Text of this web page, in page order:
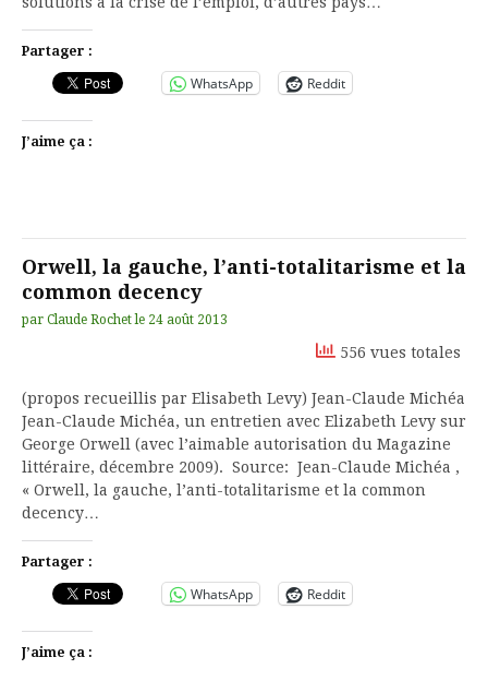
Partager :
WhatsApp Reddit
J’aime ça :
Orwell, la gauche, l’anti-totalitarisme et la
common decency
par Claude Rochet le 24 août 2013
556 vues totales
(propos recueillis par Elisabeth Levy) Jean-Claude Michéa
Jean-Claude Michéa, un entretien avec Elizabeth Levy sur
George Orwell (avec l’aimable autorisation du Magazine
littéraire, décembre 2009). Source: Jean-Claude Michéa ,
« Orwell, la gauche, l’anti-totalitarisme et la common
decency…
Partager :
WhatsApp Reddit
J’aime ça :